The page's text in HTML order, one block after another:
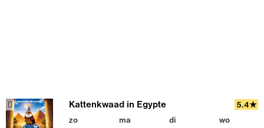
Kattenkwaad in Egypte 5.4★
zo
ma
di
wo